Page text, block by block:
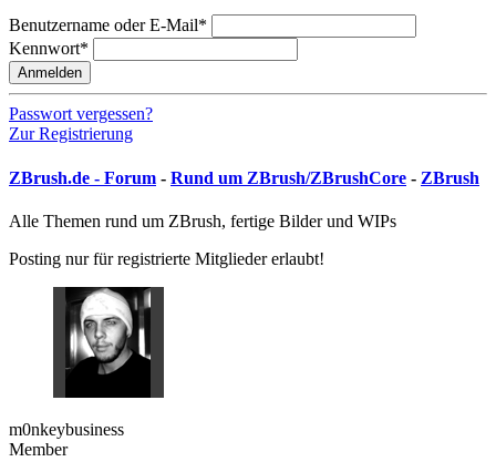
Benutzername oder E-Mail*
Kennwort*
Anmelden
Passwort vergessen?
Zur Registrierung
ZBrush.de - Forum - Rund um ZBrush/ZBrushCore - ZBrush
Alle Themen rund um ZBrush, fertige Bilder und WIPs
Posting nur für registrierte Mitglieder erlaubt!
m0nkeybusiness
Member